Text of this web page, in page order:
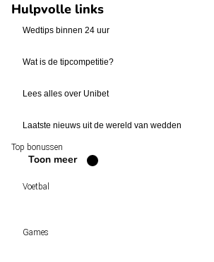
Hulpvolle links
Wedtips binnen 24 uur
Wat is de tipcompetitie?
Lees alles over Unibet
Laatste nieuws uit de wereld van wedden
Top bonussen
Toon meer
Voetbal
Wedtips
Games